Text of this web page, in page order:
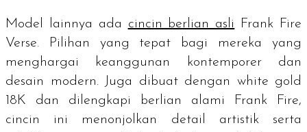
Model lainnya ada cincin berlian asli
Frank Fire
Verse. Pilihan yang tepat bagi mereka yang
menghargai keanggunan kontemporer dan
desain modern. Juga dibuat dengan white gold
18K dan dilengkapi berlian alami Frank Fire,
cincin ini menonjolkan detail artistik serta